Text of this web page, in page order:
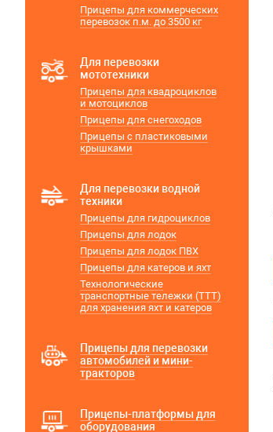
Прицепы для коммерческих
перевозок п.м. до 3500 кг
Для перевозки
мототехники
Прицепы для квадроциклов
и мотоциклов
Прицепы для снегоходов
Прицепы с пластиковыми
крышками
Для перевозки водной
техники
Прицепы для гидроциклов
Прицепы для лодок
Прицепы для лодок ПВХ
Прицепы для катеров и яхт
Технологические
транспортные тележки (ТТТ)
для хранения яхт и катеров
Прицепы для перевозки
автомобилей и мини-
тракторов
Прицепы-платформы для
оборудования